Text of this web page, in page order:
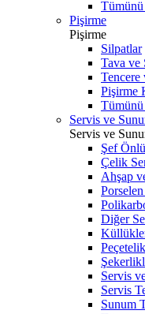
Pişirme
Pişirme
Silpatlar
Tava ve
Tencere
Pişirme
Servis ve
Servis ve
Şef
Çelik
Ahşap
Diğer
Servis
Servis
Sunum